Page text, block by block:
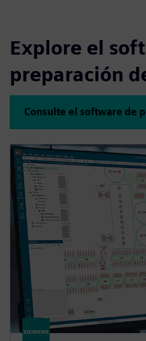
Explore el
preparación